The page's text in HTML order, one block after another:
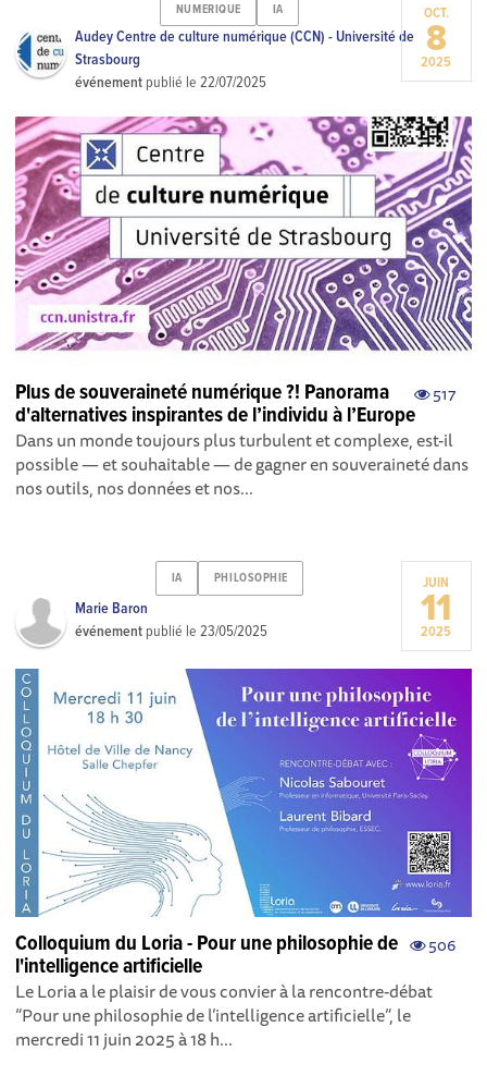
NUMERIQUE IA
Audey Centre de culture numérique (CCN) - Université de
Strasbourg
événement publié le22/07/2025
OCT.
8
2025
517
Plus de souveraineté numérique ?! Panorama
d'alternatives inspirantes de l’individu à l’Europe
Dans un monde toujours plus turbulent et complexe, est-il
possible — et souhaitable — de gagner en souveraineté dans
nos outils, nos données et nos...
IA PHILOSOPHIE
Marie Baron
événement publié le23/05/2025
JUIN
11
2025
506
Colloquium du Loria - Pour une philosophie de
l'intelligence artificielle
Le Loria a le plaisir de vous convier à la rencontre-débat
“Pour une philosophie de l’intelligence artificielle”, le
mercredi 11 juin 2025 à 18 h...